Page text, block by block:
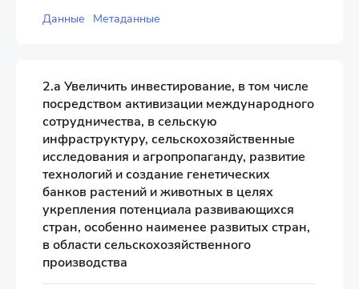
Данные
Метаданные
2.a Увеличить инвестирование, в том числе
посредством активизации международного
сотрудничества, в сельскую
инфраструктуру, сельскохозяйственные
исследования и агропропаганду, развитие
технологий и создание генетических
банков растений и животных в целях
укрепления потенциала развивающихся
стран, особенно наименее развитых стран,
в области сельскохозяйственного
производства